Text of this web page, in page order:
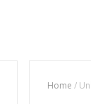
Home /